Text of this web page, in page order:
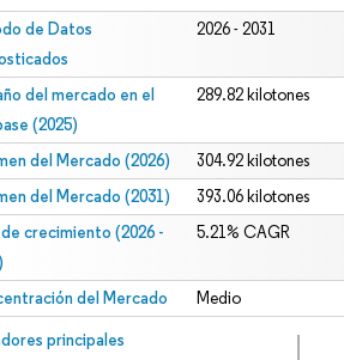
de Datos
2026 - 2031
del mercado en el
(2025)
289.82 kilotones
del Mercado (2026) 304.92 kilotones
del Mercado (2031) 393.06 kilotones
de crecimiento (2026 -
5.21% CAGR
del Mercado Medio
principales
© Mordor Intelligence. El uso requiere atribución según
CC BY 4.0.